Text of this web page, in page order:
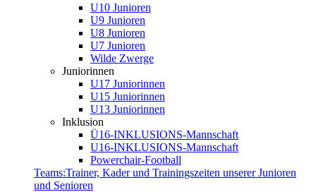
U10 Junioren
U9 Junioren
U8 Junioren
U7 Junioren
Wilde Zwerge
Juniorinnen
U17 Juniorinnen
U15 Juniorinnen
U13 Juniorinnen
Inklusion
Ü16-INKLUSIONS-Mannschaft
U16-INKLUSIONS-Mannschaft
Powerchair-Football
Teams:Trainer, Kader und Trainingszeiten unserer Junioren
und Senioren